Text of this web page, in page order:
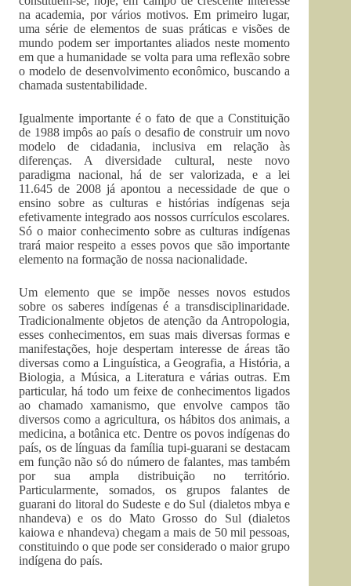
na academia, por vários motivos. Em primeiro lugar,
uma série de elementos de suas práticas e visões de
mundo podem ser importantes aliados neste momento
em que a humanidade se volta para uma reflexão sobre
o modelo de desenvolvimento econômico, buscando a
chamada sustentabilidade.
Igualmente importante é o fato de que a Constituição
de 1988 impôs ao país o desafio de construir um novo
modelo de cidadania, inclusiva em relação às
diferenças. A diversidade cultural, neste novo
paradigma nacional, há de ser valorizada, e a lei
11.645 de 2008 já apontou a necessidade de que o
ensino sobre as culturas e histórias indígenas seja
efetivamente integrado aos nossos currículos escolares.
Só o maior conhecimento sobre as culturas indígenas
trará maior respeito a esses povos que são importante
elemento na formação de nossa nacionalidade.
Um elemento que se impõe nesses novos estudos
sobre os saberes indígenas é a transdisciplinaridade.
Tradicionalmente objetos de atenção da Antropologia,
esses conhecimentos, em suas mais diversas formas e
manifestações, hoje despertam interesse de áreas tão
diversas como a Linguística, a Geografia, a História, a
Biologia, a Música, a Literatura e várias outras. Em
particular, há todo um feixe de conhecimentos ligados
ao chamado xamanismo, que envolve campos tão
diversos como a agricultura, os hábitos dos animais, a
medicina, a botânica etc. Dentre os povos indígenas do
país, os de línguas da família tupi-guarani se destacam
em função não só do número de falantes, mas também
por sua ampla distribuição no território.
Particularmente, somados, os grupos falantes de
guarani do litoral do Sudeste e do Sul (dialetos mbya e
nhandeva) e os do Mato Grosso do Sul (dialetos
kaiowa e nhandeva) chegam a mais de 50 mil pessoas,
constituindo o que pode ser considerado o maior grupo
indígena do país.